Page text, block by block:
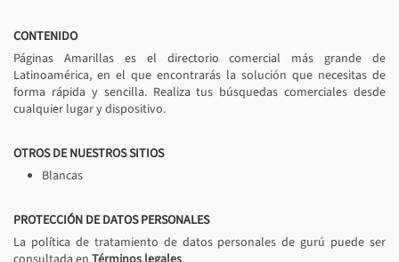
CONTENIDO
Páginas Amarillas es el directorio comercial más grande de
Latinoamérica, en el que encontrarás la solución que necesitas de
forma rápida y sencilla. Realiza tus búsquedas comerciales desde
cualquier lugar y dispositivo.
OTROS DE NUESTROS SITIOS
Blancas
PROTECCIÓN DE DATOS PERSONALES
La política de tratamiento de datos personales de gurú puede ser